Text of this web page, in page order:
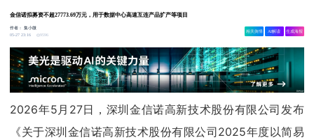
金信诺拟募资不超27773.69万元，用于数据中心高速互连产品扩产等项目
作者：集小微
05-27 23:16
9596
相关舆情 AI解读 生成海报
2026年5月27日，深圳金信诺高新技术股份有限公司发布
《关于深圳金信诺高新技术股份有限公司2025年度以简易